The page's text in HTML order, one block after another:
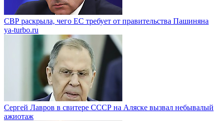
СВР раскрыла, чего ЕС требует от правительства Пашиняна
ya-turbo.ru
Сергей Лавров в свитере СССР на Аляске вызвал небывалый
ажиотаж